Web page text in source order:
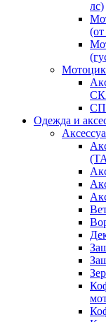
лс)
Одежда и